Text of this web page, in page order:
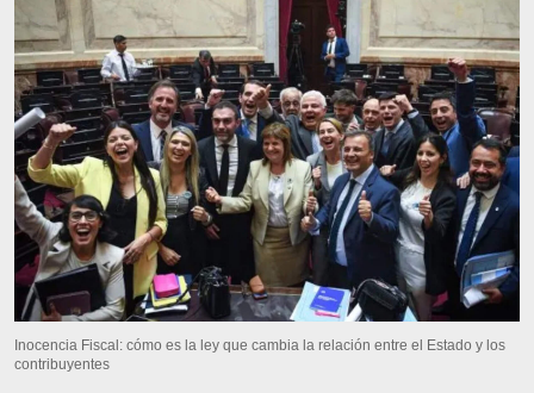
Inocencia Fiscal: cómo es la ley que cambia la relación entre el Estado y los
contribuyentes